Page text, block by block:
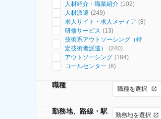
人材紹介・職業紹介 (102)
人材派遣 (249)
求人サイト・求人メディア (8)
研修サービス (13)
技術系アウトソーシング（特
定技術者派遣）
(240)
アウトソーシング (184)
コールセンター (6)
職種 職種を選択
勤務地、路線・駅 勤務地を選択